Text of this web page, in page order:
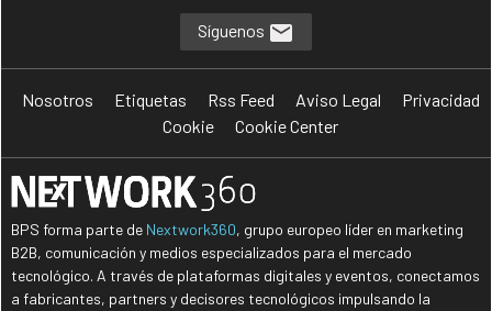
Síguenos
Nosotros Etiquetas Rss Feed Aviso Legal
Privacidad
Cookie
Cookie Center
BPS forma parte de Nextwork360, grupo europeo líder en marketing
B2B, comunicación y medios especializados para el mercado
tecnológico. A través de plataformas digitales y eventos, conectamos
a fabricantes, partners y decisores tecnológicos impulsando la